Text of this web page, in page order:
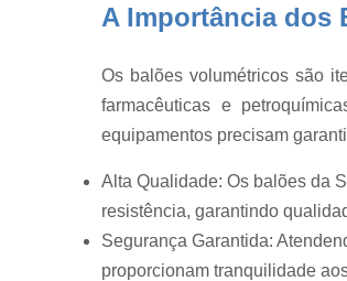
A Importância dos
Os balões volumétricos são
farmacêuticas e
equipamentos precisam
Alta Qualidade: Os balões da
resistência, garantindo
Segurança Garantida:
proporcionam tranquilidade